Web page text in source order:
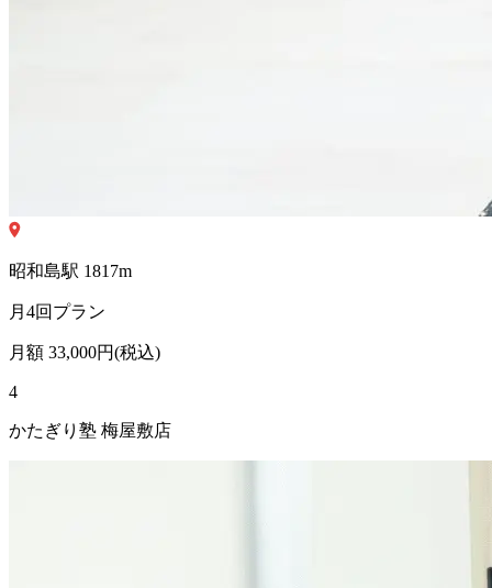
昭和島駅 1817m
月4回プラン
月額 33,000円(税込)
4
かたぎり塾 梅屋敷店